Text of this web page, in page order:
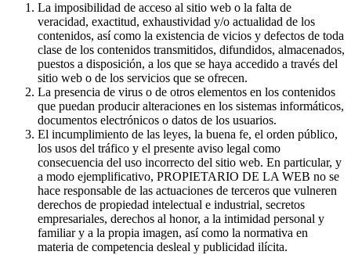
La imposibilidad de acceso al sitio web o la falta de
veracidad, exactitud, exhaustividad y/o actualidad de los
contenidos, así como la existencia de vicios y defectos de toda
clase de los contenidos transmitidos, difundidos, almacenados,
puestos a disposición, a los que se haya accedido a través del
sitio web o de los servicios que se ofrecen.
La presencia de virus o de otros elementos en los contenidos
que puedan producir alteraciones en los sistemas informáticos,
documentos electrónicos o datos de los usuarios.
El incumplimiento de las leyes, la buena fe, el orden público,
los usos del tráfico y el presente aviso legal como
consecuencia del uso incorrecto del sitio web. En particular, y
a modo ejemplificativo, PROPIETARIO DE LA WEB no se
hace responsable de las actuaciones de terceros que vulneren
derechos de propiedad intelectual e industrial, secretos
empresariales, derechos al honor, a la intimidad personal y
familiar y a la propia imagen, así como la normativa en
materia de competencia desleal y publicidad ilícita.